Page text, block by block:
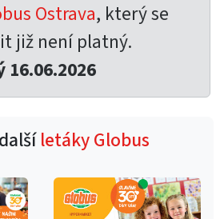
Ostrava, který se
již není platný.
16.06.2026
letáky Globus